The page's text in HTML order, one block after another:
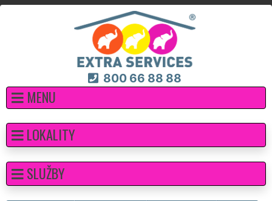
800 66 88 88
MENU
LOKALITY
SLUŽBY